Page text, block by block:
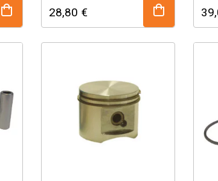
kohtuullisen hintaiset
varaosat ja tarvikkeet
puutarha koneisiin ja
28,80 €